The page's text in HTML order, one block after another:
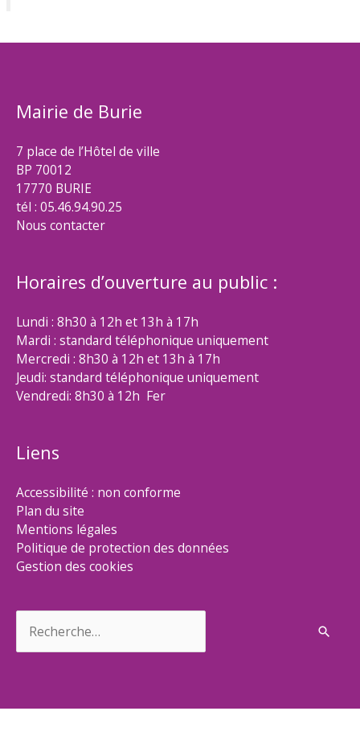
Mairie de Burie
7 place de l’Hôtel de ville
BP 70012
17770 BURIE
tél : 05.46.94.90.25
Nous contacter
Horaires d’ouverture au public :
Lundi : 8h30 à 12h et 13h à 17h
Mardi : standard téléphonique uniquement
Mercredi : 8h30 à 12h et 13h à 17h
Jeudi: standard téléphonique uniquement
Vendredi: 8h30 à 12h Fer
Liens
Accessibilité : non conforme
Plan du site
Mentions légales
Politique de protection des données
Gestion des cookies